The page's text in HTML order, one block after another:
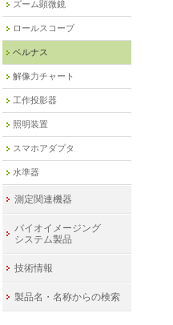
ズーム顕微鏡
ロールスコープ
ベルナス
解像力チャート
工作投影器
照明装置
スマホアダプタ
水準器
測定関連機器
バイオイメージング
システム製品
技術情報
製品名・名称からの検索